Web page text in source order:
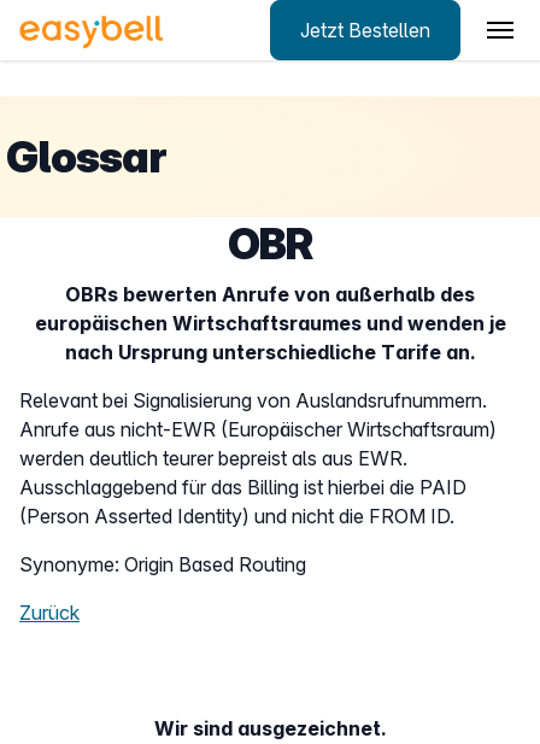
Jetzt Bestellen
Glossar
OBR
OBRs bewerten Anrufe von außerhalb des
europäischen Wirtschaftsraumes und wenden je
nach Ursprung unterschiedliche Tarife an.
Relevant bei Signalisierung von Auslandsrufnummern.
Anrufe aus nicht-EWR (Europäischer Wirtschaftsraum)
werden deutlich teurer bepreist als aus EWR.
Ausschlaggebend für das Billing ist hierbei die PAID
(Person Asserted Identity) und nicht die FROM ID.
Synonyme: Origin Based Routing
Zurück
Wir sind ausgezeichnet.